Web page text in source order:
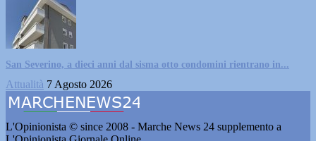
San Severino, a dieci anni dal sisma otto condomini rientrano in...
Attualità 7 Agosto 2026
L'Opinionista © since 2008 - Marche News 24 supplemento a